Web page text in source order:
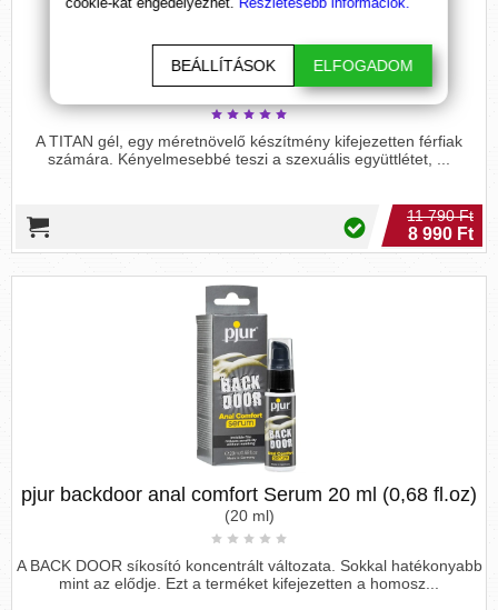
TITAN Gél Original
(50 ml)
A TITAN gél, egy méretnövelő készítmény kifejezetten férfiak
számára. Kényelmesebbé teszi a szexuális együttlétet, ...
11 790 Ft
8 990 Ft
pjur backdoor anal comfort Serum 20 ml (0,68 fl.oz)
(20 ml)
A BACK DOOR síkosító koncentrált változata. Sokkal hatékonyabb
mint az elődje. Ezt a terméket kifejezetten a homosz...
BEÁLLÍTÁSOK ELFOGADOM